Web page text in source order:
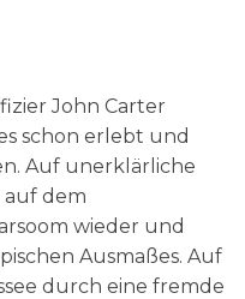
John Carter
schon erlebt und
Auf unerklärliche
auf dem
wieder und
Ausmaßes. Auf
durch eine fremde